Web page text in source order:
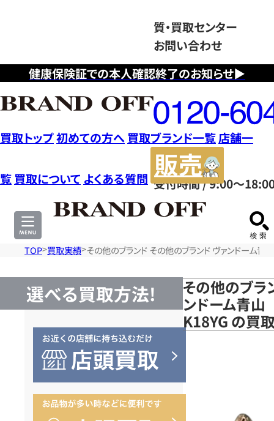
健康保険証での本人確認終了のお知らせ▶
質・買取センター
お問い合わせ
フ
リ
ー
ダ
イ
ヤ
ル
0120604117
受付時間 / 9:00～
買取トップ初めての方へ 買取ブランド一覧店舗一
覧 買取について よくある質問
サ
TOP 買取実績 その他のブランド その他のブランド ヴァンドーム
選べる買取方法!
その他のブラ
ンドーム青山
K18YG の買